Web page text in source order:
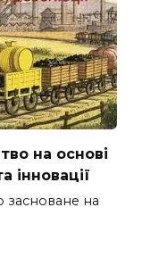
на основі
інновації
на